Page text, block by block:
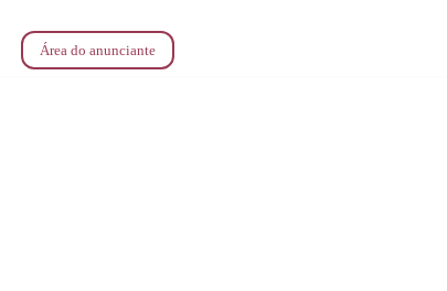
Área do anunciante